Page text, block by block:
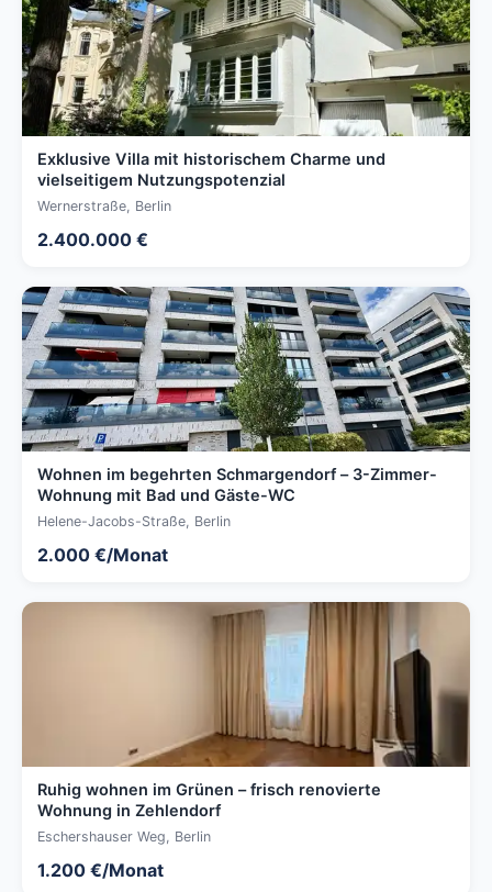
Exklusive Villa mit historischem Charme und
vielseitigem Nutzungspotenzial
Wernerstraße, Berlin
2.400.000 €
Wohnen im begehrten Schmargendorf – 3-Zimmer-
Wohnung mit Bad und Gäste-WC
Helene-Jacobs-Straße, Berlin
2.000 €/Monat
Ruhig wohnen im Grünen – frisch renovierte
Wohnung in Zehlendorf
Eschershauser Weg, Berlin
1.200 €/Monat